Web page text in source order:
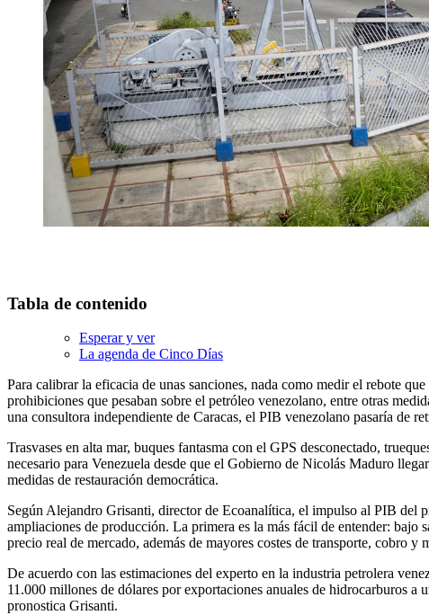
Tabla de contenido
Esperar y ver
La agenda de Cinco Días
Para calibrar la eficacia de unas sanciones, nada como medir el rebote
prohibiciones que pesaban sobre el petróleo venezolano, entre otras
una consultora independiente de Caracas, el PIB venezolano pasaría de
Trasvases en alta mar, buques fantasma con el GPS desconectado,
necesario para Venezuela desde que el Gobierno de Nicolás Maduro
medidas de restauración democrática.
Según Alejandro Grisanti, director de Ecoanalítica, el impulso al PIB del
ampliaciones de producción. La primera es la más fácil de entender: bajo
precio real de mercado, además de mayores costes de transporte, cobro y
De acuerdo con las estimaciones del experto en la industria petrolera
11.000 millones de dólares por exportaciones anuales de hidrocarburos
pronostica Grisanti.